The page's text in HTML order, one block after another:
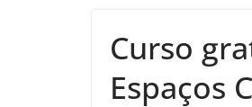
Curso
Espaços